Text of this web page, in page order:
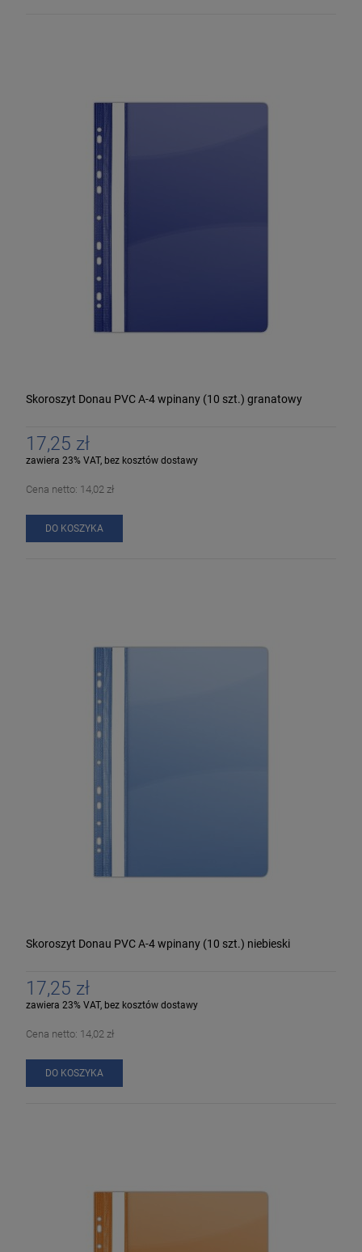
Skoroszyt Donau PVC A-4 wpinany (10 szt.) granatowy
17,25 zł
zawiera 23% VAT, bez kosztów dostawy
Cena netto: 14,02 zł
DO KOSZYKA
Skoroszyt Donau PVC A-4 wpinany (10 szt.) niebieski
17,25 zł
zawiera 23% VAT, bez kosztów dostawy
Cena netto: 14,02 zł
DO KOSZYKA